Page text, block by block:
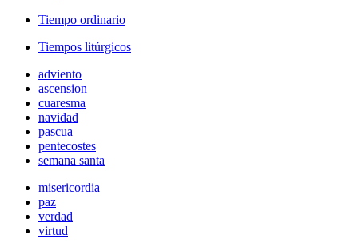
Tiempo ordinario
Tiempos litúrgicos
adviento
ascension
cuaresma
navidad
pascua
pentecostes
semana santa
misericordia
paz
verdad
virtud